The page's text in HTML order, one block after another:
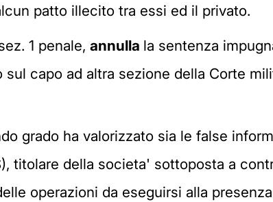
patto illecito tra essi ed il privato.
1 penale, annulla la sentenza
capo ad altra sezione della Corte
grado ha valorizzato sia le false
titolare della societa' sottoposta a
operazioni da eseguirsi alla